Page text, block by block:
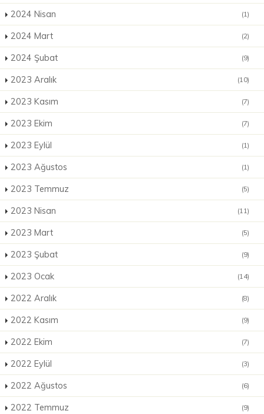
2024 Nisan (1)
2024 Mart (2)
2024 Şubat (9)
2023 Aralık (10)
2023 Kasım (7)
2023 Ekim (7)
2023 Eylül (1)
2023 Ağustos (1)
2023 Temmuz (5)
2023 Nisan (11)
2023 Mart (5)
2023 Şubat (9)
2023 Ocak (14)
2022 Aralık (8)
2022 Kasım (9)
2022 Ekim (7)
2022 Eylül (3)
2022 Ağustos (6)
2022 Temmuz (9)